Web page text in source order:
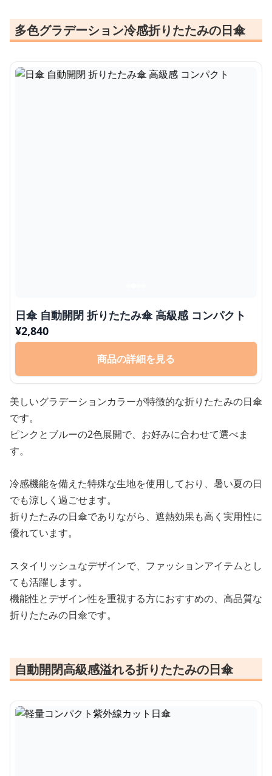
多色グラデーション冷感折りたたみの日傘
日傘 自動開閉 折りたたみ傘 高級感 コンパクト
¥2,840
商品の詳細を見る
美しいグラデーションカラーが特徴的な折りたたみの日傘
です。
ピンクとブルーの2色展開で、お好みに合わせて選べま
す。
冷感機能を備えた特殊な生地を使用しており、暑い夏の日
でも涼しく過ごせます。
折りたたみの日傘でありながら、遮熱効果も高く実用性に
優れています。
スタイリッシュなデザインで、ファッションアイテムとし
ても活躍します。
機能性とデザイン性を重視する方におすすめの、高品質な
折りたたみの日傘です。
自動開閉高級感溢れる折りたたみの日傘